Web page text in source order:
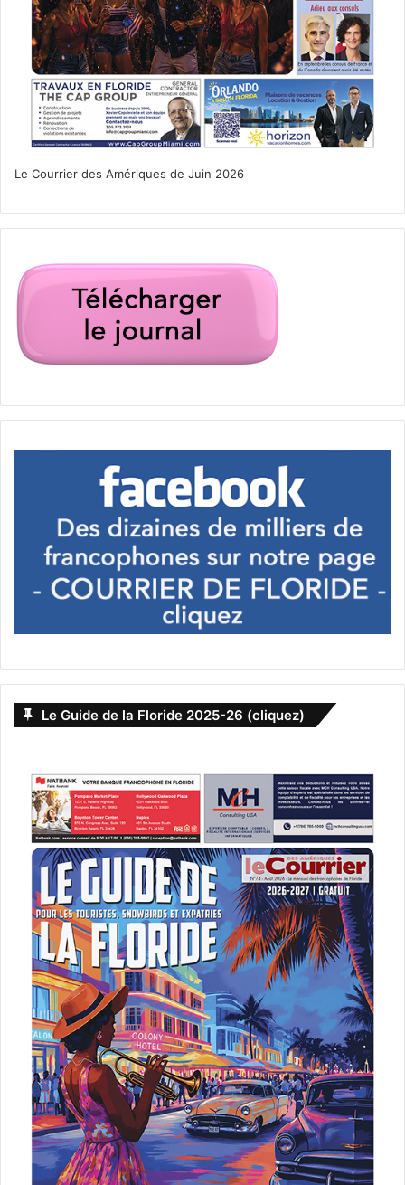
PUBLICITES :
Apprendre français CEFEL
CNED Assistance & Classes
Cours éducation nationale
Cours français en ligne Ecole française
Ecole française à distance
Ecole française expatriés
Le Courrier des Amériques de Juin 2026
Le Guide de la Floride 2025-26 (cliquez)